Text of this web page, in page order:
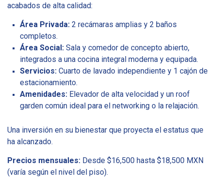
acabados de alta calidad:
Área Privada: 2 recámaras amplias y 2 baños
completos.
Área Social: Sala y comedor de concepto abierto,
integrados a una cocina integral moderna y equipada.
Servicios: Cuarto de lavado independiente y 1 cajón de
estacionamiento.
Amenidades: Elevador de alta velocidad y un roof
garden común ideal para el networking o la relajación.
Una inversión en su bienestar que proyecta el estatus que
ha alcanzado.
Precios mensuales: Desde $16,500 hasta $18,500 MXN
(varía según el nivel del piso).